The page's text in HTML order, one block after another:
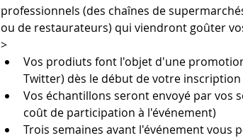
professionnels (des chaînes de
ou de restaurateurs) qui viendront goûter
>
Vos prodiuts font l'objet d'une
Twitter) dès le début de votre
Vos échantillons seront envoyé par vos
coût de participation à l'événement)
Trois semaines avant l'événement vous